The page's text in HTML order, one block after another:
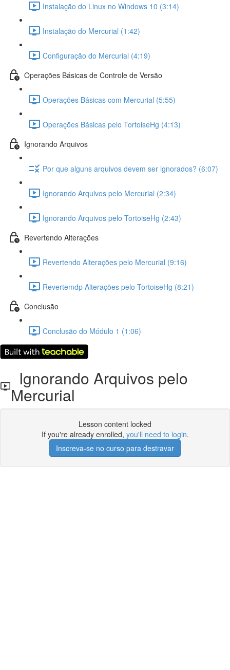
Instalação do Linux no Windows 10 (3:14)
Instalação do Mercurial (1:42)
Configuração do Mercurial (4:19)
Operações Básicas de Controle de Versão
Operações Básicas com Mercurial (5:55)
Operações Básicas pelo TortoiseHg (4:13)
Ignorando Arquivos
Por que alguns arquivos devem ser ignorados? (6:07)
Ignorando Arquivos pelo Mercurial (2:34)
Ignorando Arquivos pelo TortoiseHg (2:43)
Revertendo Alterações
Revertendo Alterações pelo Mercurial (9:16)
Revertemdp Alterações pelo TortoiseHg (8:21)
Conclusão
Conclusão do Módulo 1 (1:06)
Ignorando Arquivos pelo
Mercurial
Lesson content locked
If you're already enrolled, you'll need to login.
Inscreva-se no curso para destravar